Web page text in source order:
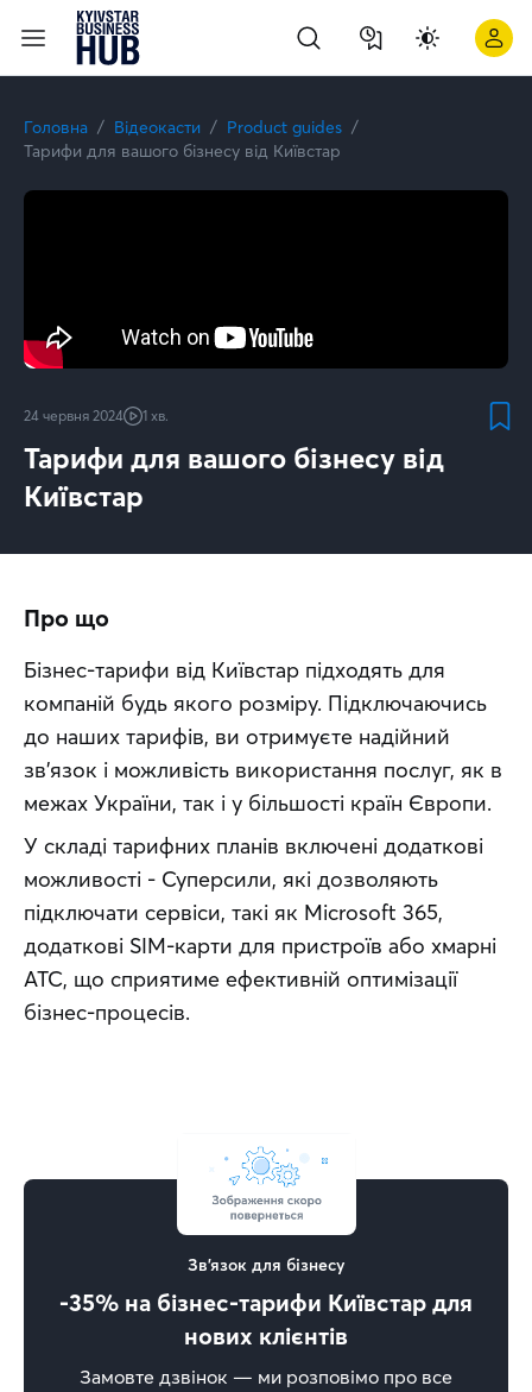
Головна Відеокасти
Product guides
Тарифи для вашого бізнесу від Київстар
24 червня 2024 1 хв.
Тарифи для вашого бізнесу від
Київстар
Про що
Бізнес-тарифи від Київстар підходять для
компаній будь якого розміру. Підключаючись
до наших тарифів, ви отримуєте надійний
зв'язок і можливість використання послуг, як в
межах України, так і у більшості країн Європи.
У складі тарифних планів включені додаткові
можливості - Суперсили, які дозволяють
підключати сервіси, такі як Microsoft 365,
додаткові SIM-карти для пристроїв або хмарні
АТС, що сприятиме ефективній оптимізації
бізнес-процесів.
Зв'язок для бізнесу
-35% на бізнес-тарифи Київстар для
нових клієнтів
Замовте дзвінок — ми розповімо про все
Microsoft 365 від Київстар | Kyivstar Business Hub